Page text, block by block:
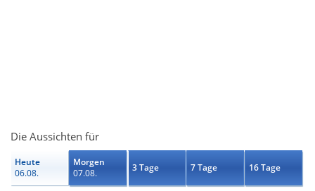
Die Aussichten für
Heute
06.08.
Morgen
07.08.
3 Tage 7 Tage 16 Tage